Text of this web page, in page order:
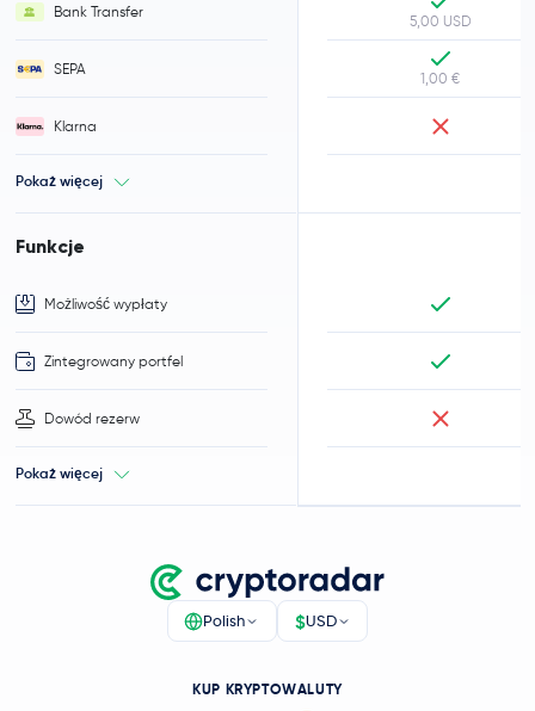
Bank Transfer
SEPA
Klarna
Pokaż więcej
Funkcje
Możliwość wypłaty
Zintegrowany portfel
Dowód rezerw
Pokaż więcej
5,00 USD
1,00 €
Polish $USD
KUP KRYPTOWALUTY